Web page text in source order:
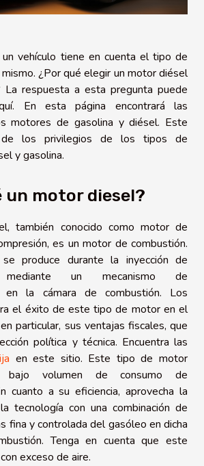
vehículo tiene en cuenta el tipo de
¿Por qué elegir un motor diésel
La respuesta a esta pregunta puede
En esta página encontrará las
motores de gasolina y diésel. Este
los privilegios de los tipos de
y gasolina.
un motor diesel?
también conocido como motor de
es un motor de combustión.
produce durante la inyección de
mediante un mecanismo de
en la cámara de combustión. Los
el éxito de este tipo de motor en el
particular, sus ventajas fiscales, que
política y técnica. Encuentra las
en este sitio. Este tipo de motor
bajo volumen de consumo de
cuanto a su eficiencia, aprovecha la
tecnología con una combinación de
fina y controlada del gasóleo en dicha
Tenga en cuenta que este
exceso de aire.